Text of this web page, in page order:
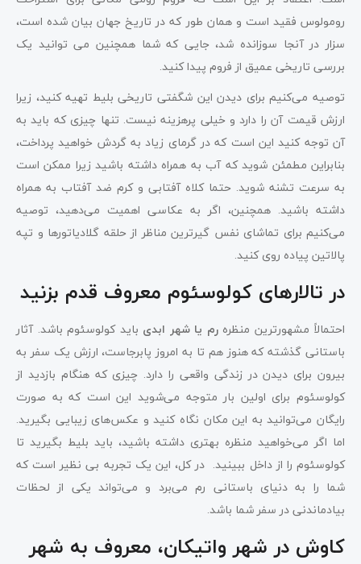
رومولوس فقید است و همان طور که در تاریخ جهان بیان شده است،
سزار در آنجا سوزانده شد، جایی که شما همچنین می توانید یک
بررسی تاریخی عمیق از فروم پیدا کنید.
توصیه می‌کنیم برای دیدن این شگفتی تاریخی بلیط تهیه کنید، زیرا
ارزش قیمت آن را دارد و خیلی پرهزینه نیست. تنها چیزی که باید به
آن توجه کنید این است که در گرمای زیاد به گردش خواهید پرداخت،
بنابراین مطمئن شوید که آب به همراه داشته باشید زیرا ممکن است
به سرعت تشنه شوید. حتما کلاه آفتابی و کرم ضد آفتاب به همراه
داشته باشید. همچنین، اگر به عکاسی اهمیت می‌دهید، توصیه
می‌کنیم برای تماشای نفس گیرترین مناظر از حلقه گلادیاتورها و تپه
پالاتین پیاده روی کنید.
در تالارهای کولوسئوم معروف قدم بزنید
احتمالاً مشهورترین منظرهرم یا شهر ابدی باید کولوسئوم باشد. آثار
باستانی گذشته که هنوز هم تا به امروز پابرجاست، ارزش یک سفر به
بیرون برای دیدن در زندگی واقعی را دارد. چیزی که هنگام بازدید از
کولوسئوم برای اولین بار متوجه می‌شوید این است که به صورت
رایگان می‌توانید به این مکان نگاه کنید و عکس‌های زیبایی بگیرید.
اما اگر می‌خواهید منظره بهتری داشته باشید، باید بلیط بگیرید تا
کولوسئوم را از داخل ببینید. در کل، این یک تجربه بی نظیر است که
شما را به دنیای باستانی رم می‌برد و می‌تواند یکی از لحظات
بیادماندنی در سفر شما باشد.
کاوش در شهر واتیکان، معروف به شهر